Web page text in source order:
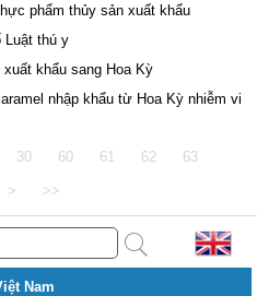
phẩm thủy sản xuất khẩu
Luật thú y
khẩu sang Hoa Kỳ
nhập khẩu từ Hoa Kỳ nhiễm vi
30 60 61 62 63
> >>
Nam